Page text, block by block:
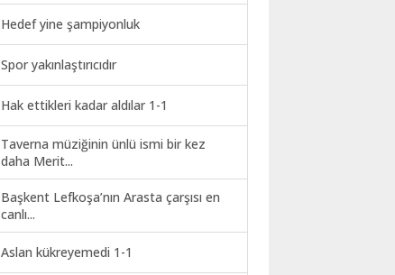
Hedef yine şampiyonluk
Spor yakınlaştırıcıdır
Hak ettikleri kadar aldılar 1-1
Taverna müziğinin ünlü ismi bir kez
daha Merit...
Başkent Lefkoşa’nın Arasta çarşısı en
canlı...
Aslan kükreyemedi 1-1